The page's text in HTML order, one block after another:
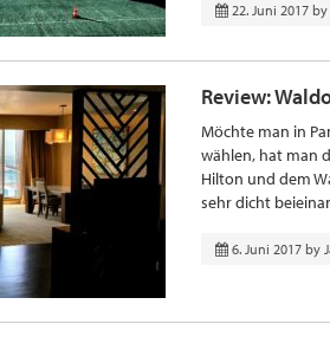
22. Juni 2017 by
Review:
Möchte man in
wählen, hat man
Hilton und dem
sehr dicht
6. Juni 2017 by